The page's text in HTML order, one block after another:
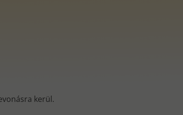
kerül.